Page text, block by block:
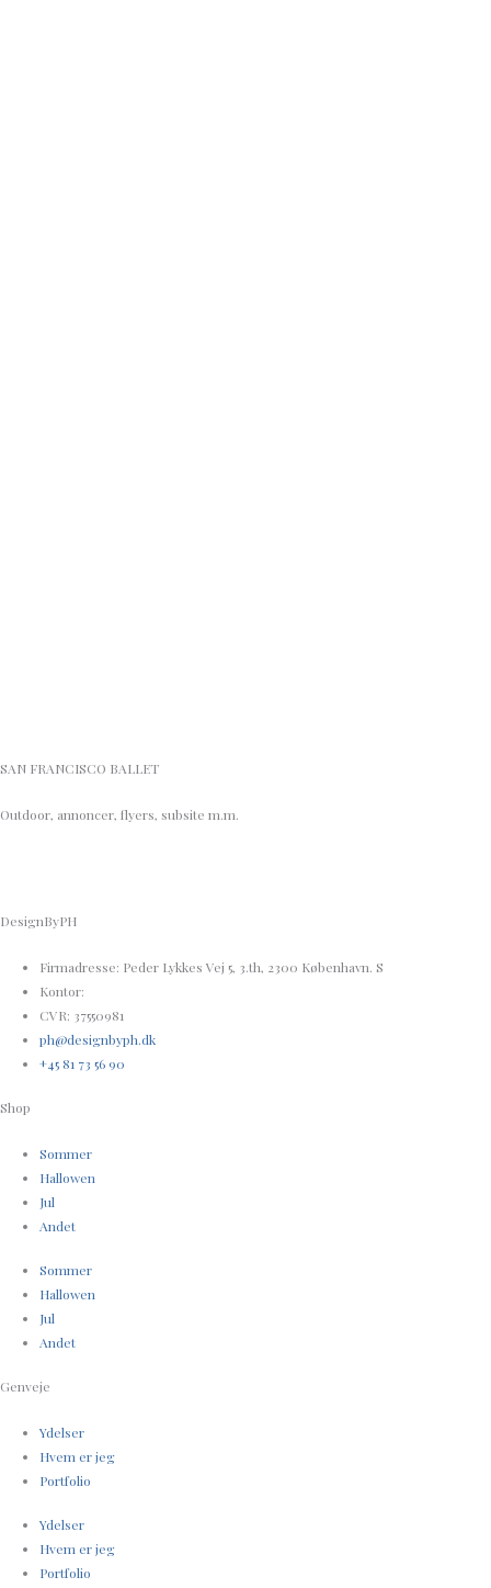
SAN FRANCISCO BALLET
Outdoor, annoncer, flyers, subsite m.m.
DesignByPH
Firmadresse: Peder Lykkes Vej 5, 3.th, 2300 København. S
Kontor:
CVR: 37550981
ph@designbyph.dk
+45 81 73 56 90
Shop
Sommer
Hallowen
Jul
Andet
Sommer
Hallowen
Jul
Andet
Genveje
Ydelser
Hvem er jeg
Portfolio
Ydelser
Hvem er jeg
Portfolio